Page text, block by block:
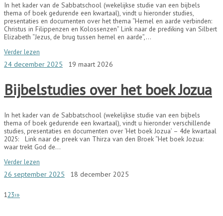
In het kader van de Sabbatschool (wekelijkse studie van een bijbels
thema of boek gedurende een kwartaal), vindt u hieronder studies,
presentaties en documenten over het thema “Hemel en aarde verbinden:
Christus in Filippenzen en Kolossenzen” Link naar de prediking van Silbert
Elizabeth “Jezus, de brug tussen hemel en aarde”,…
Verder lezen
24 december 2025
19 maart 2026
Bijbelstudies over het boek Jozua
In het kader van de Sabbatschool (wekelijkse studie van een bijbels
thema of boek gedurende een kwartaal), vindt u hieronder verschillende
studies, presentaties en documenten over ‘Het boek Jozua’ – 4de kwartaal
2025: Link naar de preek van Thirza van den Broek “Het boek Jozua:
waar trekt God de…
Verder lezen
26 september 2025
18 december 2025
123›»